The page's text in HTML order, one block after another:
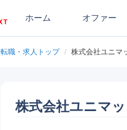
ホーム オファー
転職・求人トップ / 株式会社ユニマ
株式会社ユニマ